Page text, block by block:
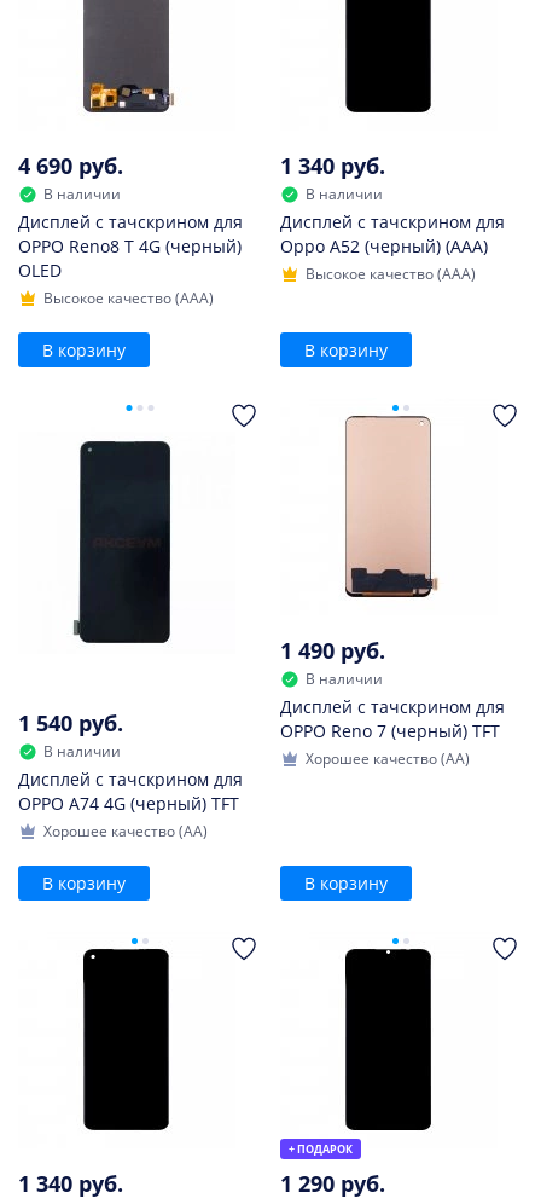
4 690 руб.
В наличии
Дисплей с тачскрином для
OPPO Reno8 T 4G (черный)
OLED
Высокое качество (AAA)
В корзину
1 340 руб.
В наличии
Дисплей с тачскрином для
Oppo A52 (черный) (AAA)
Высокое качество (AAA)
В корзину
1 540 руб.
В наличии
Дисплей с тачскрином для
OPPO A74 4G (черный) TFT
Хорошее качество (AA)
В корзину
1 490 руб.
В наличии
Дисплей с тачскрином для
OPPO Reno 7 (черный) TFT
Хорошее качество (AA)
В корзину
1 340 руб.
+ ПОДАРОК
1 290 руб.